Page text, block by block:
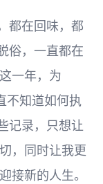
都在回味，都
俗，一直都在
一年，为
不知道如何执
记录，只想让
，同时让我更
接新的人生。